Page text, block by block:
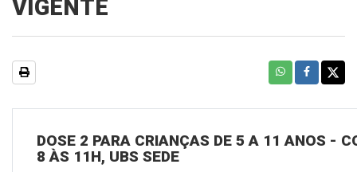
VIGENTE
DOSE 2 PARA CRIANÇAS DE 5 A 11 ANOS -
8 ÀS 11H, UBS SEDE